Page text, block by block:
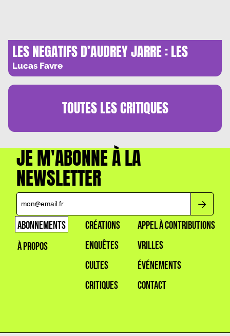
LES NEGATIFS D’AUDREY JARRE : LES
SIRENES DE L’AVANT-GARDE
Lucas Favre
TOUTES LESCRITIQUES
JE M'ABONNE À LA
NEWSLETTER
ABONNEMENTS
À PROPOS
CRÉATIONS
ENQUÊTES
CULTES
CRITIQUES
APPEL À CONTRIBUTIONS
VRILLES
ÉVÉNEMENTS
CONTACT